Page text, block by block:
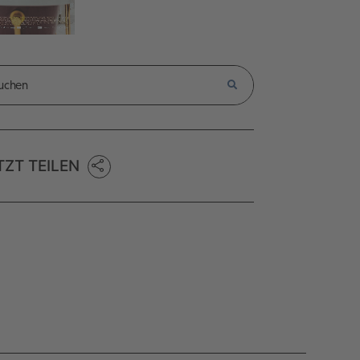
TEILEN